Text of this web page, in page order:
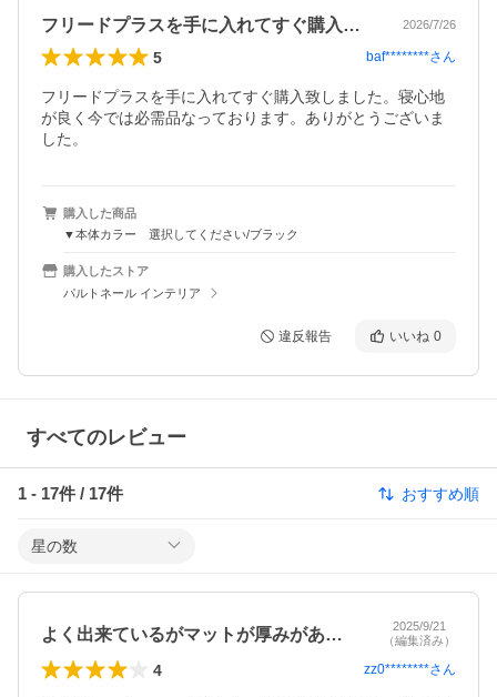
フリードプラスを手に入れてすぐ購入致し… 2026/7/26
5 baf********さん
フリードプラスを手に入れてすぐ購入致しました。寝心地
が良く今では必需品なっております。ありがとうございま
した。
購入した商品
▼本体カラー 選択してください/ブラック
購入したストア
パルトネール インテリア
違反報告 いいね 0
すべてのレビュー
1 - 17件 / 17件 おすすめ順
星の数
よく出来ているがマットが厚みがあり過ぎ！
2025/9/21
（編集済み）
4 zz0********さん